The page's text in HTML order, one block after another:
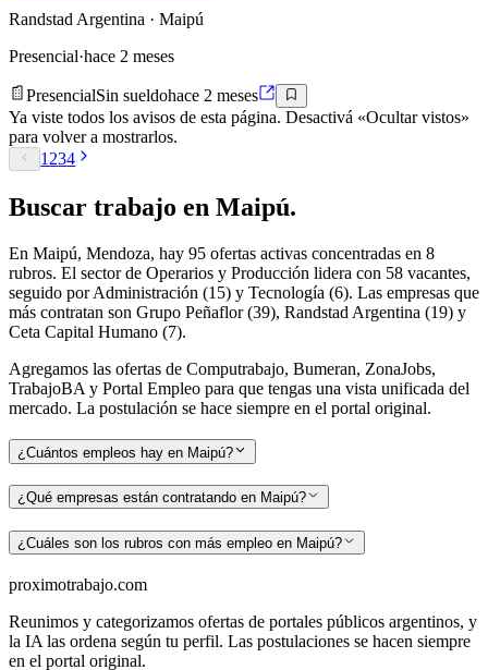
Randstad Argentina · Maipú
Presencial·hace 2 meses
PresencialSin sueldohace 2 meses
Ya viste todos los avisos de esta página. Desactivá «Ocultar vistos»
para volver a mostrarlos.
1 234
Buscar trabajo en Maipú.
En Maipú, Mendoza, hay 95 ofertas activas concentradas en 8
rubros. El sector de Operarios y Producción lidera con 58 vacantes,
seguido por Administración (15) y Tecnología (6). Las empresas que
más contratan son Grupo Peñaflor (39), Randstad Argentina (19) y
Ceta Capital Humano (7).
Agregamos las ofertas de Computrabajo, Bumeran, ZonaJobs,
TrabajoBA y Portal Empleo para que tengas una vista unificada del
mercado. La postulación se hace siempre en el portal original.
¿Cuántos empleos hay en Maipú?
¿Qué empresas están contratando en Maipú?
¿Cuáles son los rubros con más empleo en Maipú?
proximotrabajo.com
Reunimos y categorizamos ofertas de portales públicos argentinos, y
la IA las ordena según tu perfil. Las postulaciones se hacen siempre
en el portal original.